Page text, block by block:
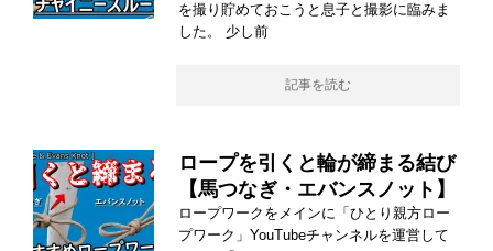
を撮り貯めておこうと息子と撮影に臨みま
した。 少し前
記事を読む
ロープを引くと輪が締まる結び
【馬つなぎ・エバンスノット】
ロープワークをメインに「ひとり親方ロー
プワーク」YouTubeチャンネルを運営して